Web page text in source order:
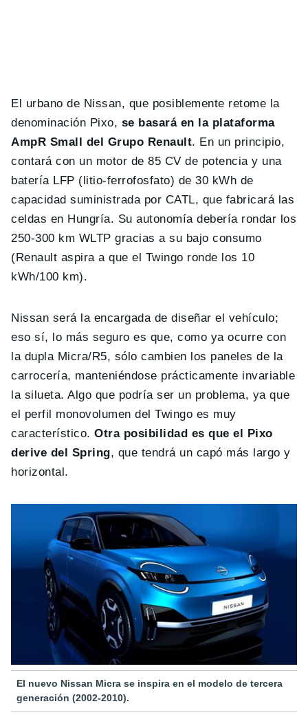
El urbano de Nissan, que posiblemente retome la
denominación Pixo, se basará en la plataforma
AmpR Small del Grupo Renault. En un principio,
contará con un motor de 85 CV de potencia y una
batería LFP (litio-ferrofosfato) de 30 kWh de
capacidad suministrada por CATL, que fabricará las
celdas en Hungría. Su autonomía debería rondar los
250-300 km WLTP gracias a su bajo consumo
(Renault aspira a que el Twingo ronde los 10
kWh/100 km).
Nissan será la encargada de diseñar el vehículo;
eso sí, lo más seguro es que, como ya ocurre con
la dupla Micra/R5, sólo cambien los paneles de la
carrocería, manteniéndose prácticamente invariable
la silueta. Algo que podría ser un problema, ya que
el perfil monovolumen del Twingo es muy
característico.Otra posibilidad es que el Pixo
derive del Spring, que tendrá un capó más largo y
horizontal.
El nuevo Nissan Micra se inspira en el modelo de tercera
generación (2002-2010).